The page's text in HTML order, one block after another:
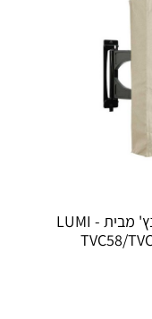
כיסוי מסך מגן עמיד לטלוויזיה 55-58 אינץ' מבית LUMI -